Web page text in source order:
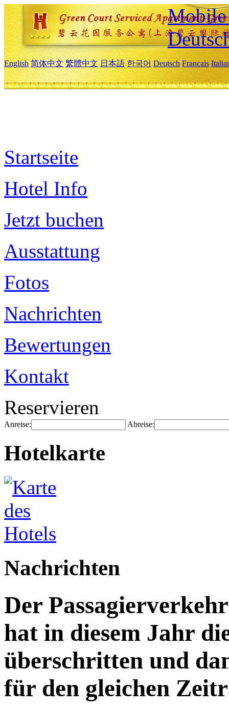
Mobile
English 简体中文 繁體中文 日本語 한국어 Deutsch Français
Startseite
Hotel Info
Jetzt buchen
Ausstattung
Fotos
Nachrichten
Bewertungen
Kontakt
Reservieren
Anreise: Abreise:
Hotelkarte
Nachrichten
Der
hat in diesem Jahr
überschritten und
für den gleichen